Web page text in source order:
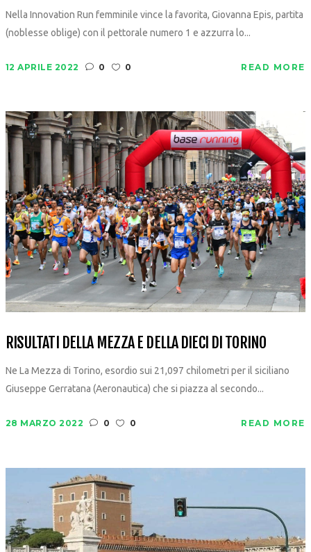
Nella Innovation Run femminile vince la favorita, Giovanna Epis, partita
(noblesse oblige) con il pettorale numero 1 e azzurra lo...
12 APRILE 2022 0 0 READ MORE
RISULTATI DELLA MEZZA E DELLA DIECI DI TORINO
Ne La Mezza di Torino, esordio sui 21,097 chilometri per il siciliano
Giuseppe Gerratana (Aeronautica) che si piazza al secondo...
28 MARZO 2022 0 0 READ MORE